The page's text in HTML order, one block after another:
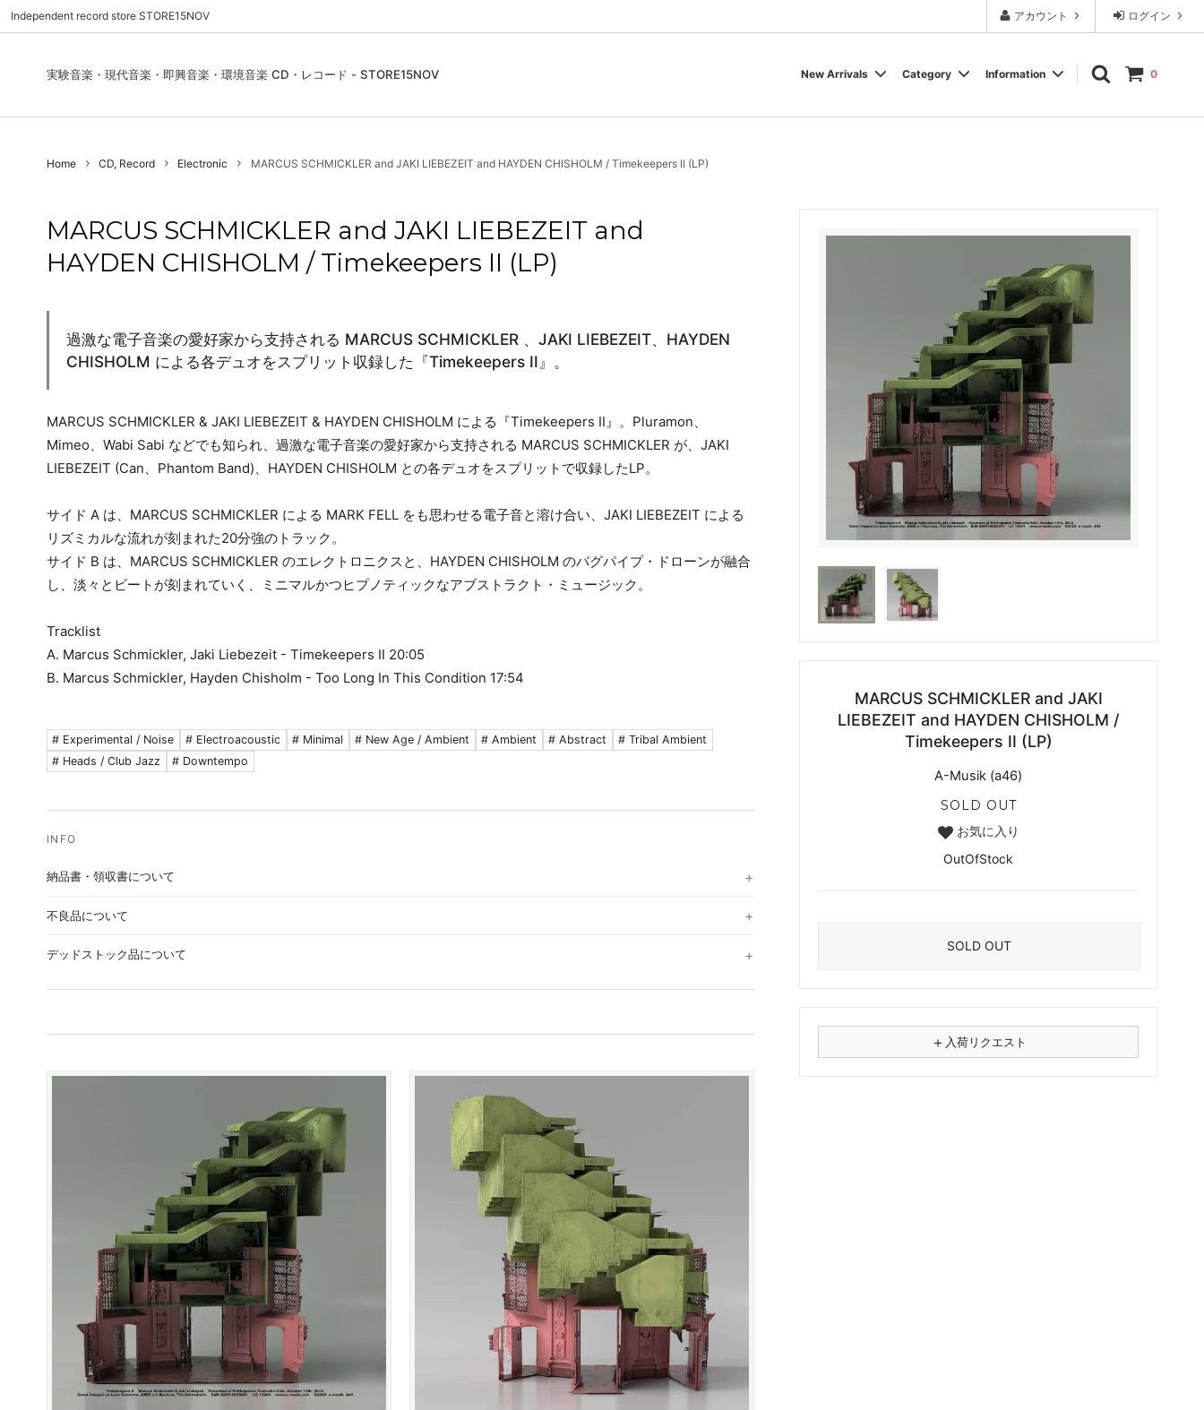
ログイン
アカウント
Independent record store STORE15NOV
実験音楽・現代音楽・即興音楽・環境音楽 CD・レコード - STORE15NOV 0
New Arrivals
Used - CD, Record DVD, VIDEO Book, Zine
Category
Folk / World / Country Jazz / Free Jazz New Age / Ambient
Heads / Club Jazz House Techno
Wear, Accessory, Goods
Information
Contact Us | お問合わせ お気に入りリスト News
Home CD, Record Electronic MARCUS SCHMICKLER and JAKI LIEBEZEIT and HAYDEN CHISHOLM / Timekeepers II (LP)
MARCUS SCHMICKLER and JAKI
LIEBEZEIT and HAYDEN CHISHOLM /
Timekeepers II (LP)
A-Musik (a46)
SOLD OUT
お気に入り
OutOfStock
SOLD OUT
＋ 入荷リクエスト
MARCUS SCHMICKLER and JAKI LIEBEZEIT and
HAYDEN CHISHOLM / Timekeepers II (LP)
過激な電子音楽の愛好家から支持される MARCUS SCHMICKLER 、JAKI LIEBEZEIT、HAYDEN
CHISHOLM による各デュオをスプリット収録した『Timekeepers II』。
MARCUS SCHMICKLER & JAKI LIEBEZEIT & HAYDEN CHISHOLM による『Timekeepers II』。Pluramon、
Mimeo、Wabi Sabi などでも知られ、過激な電子音楽の愛好家から支持される MARCUS SCHMICKLER が、JAKI
LIEBEZEIT (Can、Phantom Band)、HAYDEN CHISHOLM との各デュオをスプリットで収録したLP。
サイド A は、MARCUS SCHMICKLER による MARK FELL をも思わせる電子音と溶け合い、JAKI LIEBEZEIT による
リズミカルな流れが刻まれた20分強のトラック。
サイド B は、MARCUS SCHMICKLER のエレクトロニクスと、HAYDEN CHISHOLM のバグパイプ・ドローンが融合
し、淡々とビートが刻まれていく、ミニマルかつヒプノティックなアブストラクト・ミュージック。
Tracklist
A. Marcus Schmickler, Jaki Liebezeit - Timekeepers II 20:05
B. Marcus Schmickler, Hayden Chisholm - Too Long In This Condition 17:54
# Experimental / Noise # Electroacoustic # Minimal # New Age / Ambient # Ambient # Abstract
# Tribal Ambient
# Heads / Club Jazz
# Downtempo
納品書・領収書について
不良品について
デッドストック品について